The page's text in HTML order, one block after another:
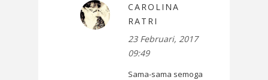
CAROLINA
RATRI
23 Februari, 2017
09:49
Sama-sama semoga